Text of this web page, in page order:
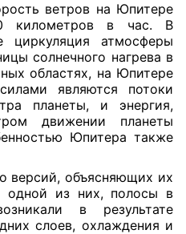
ветров на Юпитере
километров в час. В
атмосферы
солнечного нагрева в
областях, на Юпитере
являются потоки
планеты, и энергия,
движении планеты
Юпитера также
версий, объясняющих их
одной из них, полосы в
в результате
слоев, охлаждения и